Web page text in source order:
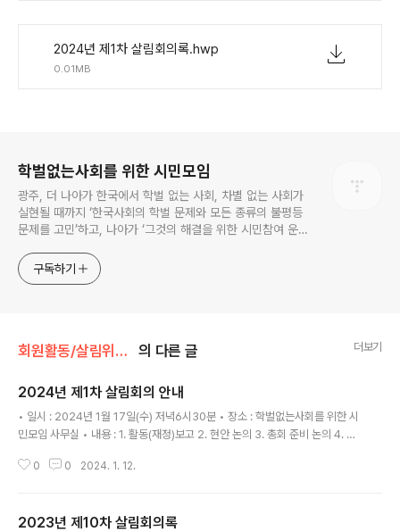
2024년 제1차 살림회의록.hwp
0.01MB
학벌없는사회를 위한 시민모임
광주, 더 나아가 한국에서 학벌 없는 사회, 차별 없는 사회가
실현될 때까지 ‘한국사회의 학벌 문제와 모든 종류의 불평등
문제를 고민’하고, 나아가 ‘그것의 해결을 위한 시민참여 운
구독하기
회원활동/살림위원회 의 다른 글 더보기
2024년 제1차 살림회의 안내
• 일시 : 2024년 1월 17일(수) 저녁6시30분 • 장소 : 학벌없는사회를 위한 시
민모임 사무실 • 내용 : 1. 활동(재정)보고 2. 현안 논의 3. 총회 준비 논의 4. 기
0 0 2024. 1. 12.
2023년 제10차 살림회의록